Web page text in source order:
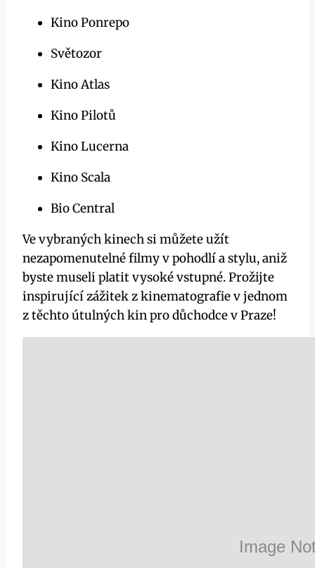
Kino Ponrepo
Světozor
Kino Atlas
Kino Pilotů
Kino Lucerna
Kino Scala
Bio Central
Ve vybraných kinech si můžete užít
nezapomenutelné filmy v pohodlí a stylu, aniž
byste museli platit vysoké vstupné. Prožijte
inspirující zážitek z kinematografie v jednom
z těchto útulných kin pro důchodce v Praze!